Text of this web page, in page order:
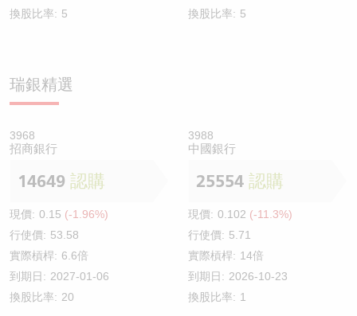
換股比率: 5
換股比率: 5
瑞銀精選
3968
招商銀行
14649 認購
現價: 0.15 (-1.96%)
行使價: 53.58
實際槓桿: 6.6倍
到期日: 2027-01-06
換股比率: 20
3988
中國銀行
25554 認購
現價: 0.102 (-11.3%)
行使價: 5.71
實際槓桿: 14倍
到期日: 2026-10-23
換股比率: 1